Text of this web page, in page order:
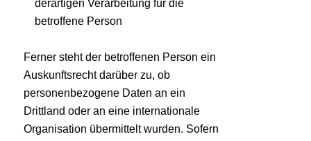
derartigen Verarbeitung für die
betroffene Person
Ferner steht der betroffenen Person ein
Auskunftsrecht darüber zu, ob
personenbezogene Daten an ein
Drittland oder an eine internationale
Organisation übermittelt wurden. Sofern